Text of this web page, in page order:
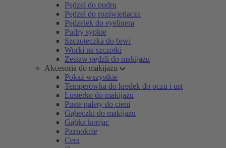
Pędzel do pudru
Pędzel do rozświetlacza
Pędzelek do eyelinera
Pudry sypkie
Szczoteczka do brwi
Worki na szczotki
Zestaw pędzli do makijażu
Akcesoria do makijażu
Pokaż wszystkie
Temperówka do kredek do oczu i ust
Lusterko do makijażu
Puste palety do cieni
Gąbeczki do makijażu
Gąbka konjac
Paznokcie
Cera